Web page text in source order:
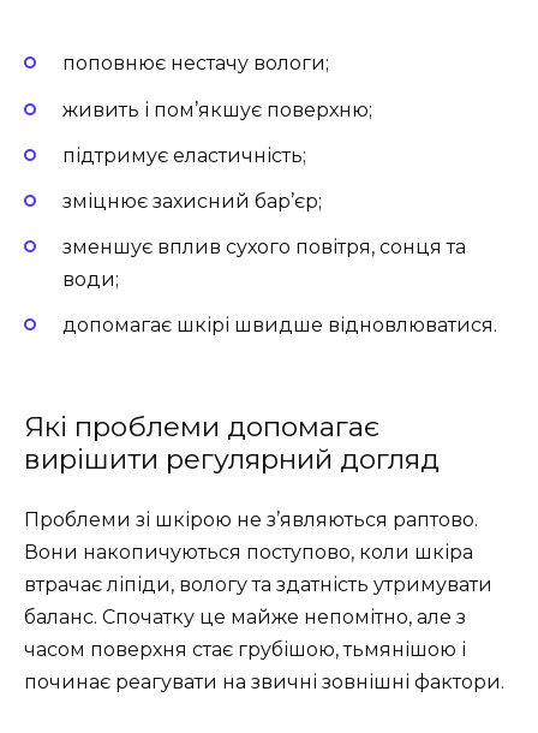
поповнює нестачу вологи;
живить і пом’якшує поверхню;
підтримує еластичність;
зміцнює захисний бар’єр;
зменшує вплив сухого повітря, сонця та
води;
допомагає шкірі швидше відновлюватися.
Які проблеми допомагає
вирішити регулярний догляд
Проблеми зі шкірою не з’являються раптово.
Вони накопичуються поступово, коли шкіра
втрачає ліпіди, вологу та здатність утримувати
баланс. Спочатку це майже непомітно, але з
часом поверхня стає грубішою, тьмянішою і
починає реагувати на звичні зовнішні фактори.